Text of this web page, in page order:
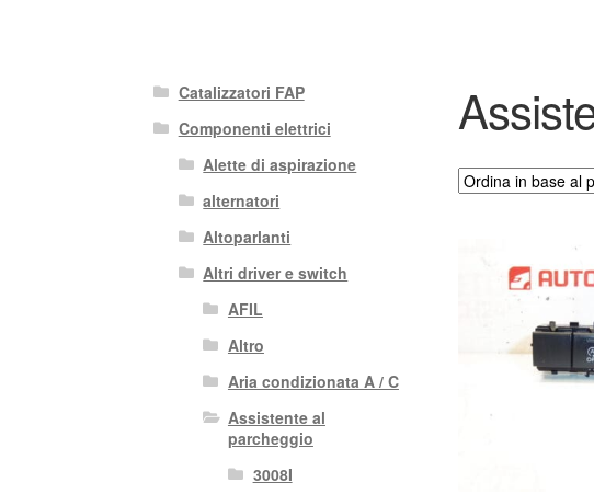
Catalizzatori FAP
Componenti elettrici
Alette di aspirazione
alternatori
Altoparlanti
Altri driver e switch
AFIL
Altro
Aria condizionata A / C
Assistente al
parcheggio
3008I